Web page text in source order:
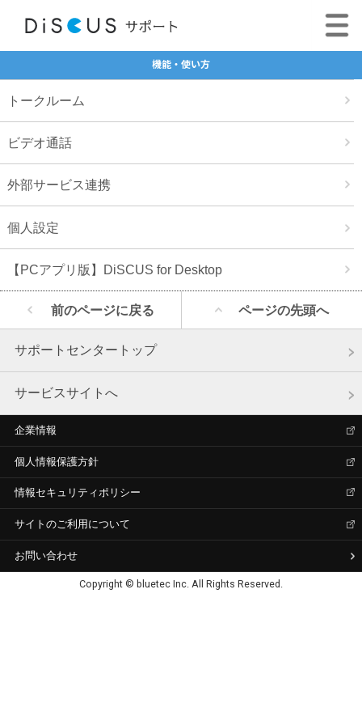
機能・使い方
トークルーム
ビデオ通話
外部サービス連携
個人設定
【PCアプリ版】DiSCUS for Desktop
前のページに戻る ページの先頭へ
サポートセンタートップ
サービスサイトへ
企業情報
個人情報保護方針
情報セキュリティポリシー
サイトのご利用について
お問い合わせ
Copyright © bluetec Inc. All Rights Reserved.